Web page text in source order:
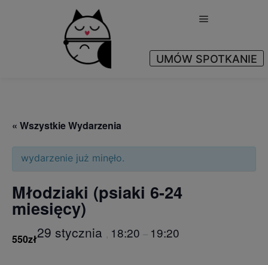
UMÓW SPOTKANIE
« Wszystkie Wydarzenia
wydarzenie już minęło.
Młodziaki (psiaki 6-24
miesięcy)
550zł29 stycznia 18:20 – 19:20